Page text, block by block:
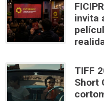
invita
TIFF
Short